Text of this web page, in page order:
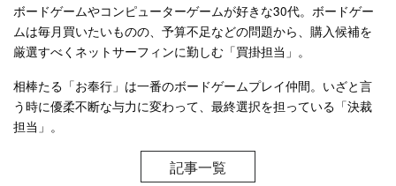
ボードゲームやコンピューターゲームが好きな30代。ボードゲー
ムは毎月買いたいものの、予算不足などの問題から、購入候補を
厳選すべくネットサーフィンに勤しむ「買掛担当」。
相棒たる「お奉行」は一番のボードゲームプレイ仲間。いざと言
う時に優柔不断な与力に変わって、最終選択を担っている「決裁
担当」。
記事一覧